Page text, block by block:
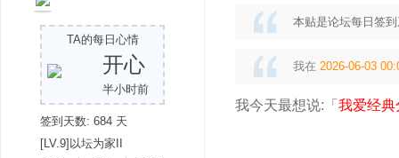
TA的每日心情
开心
半小时前
签到天数: 684 天
[LV.9]以坛为家II
本贴是论坛每日签
我在 2026-06-03
我今天最想说:「 我爱经典